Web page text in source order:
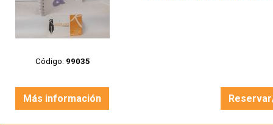
Código: 99035
Más información